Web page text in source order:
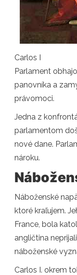
Carlos I
Parlament
panovníka a
právomoci.
Jedna z
parlamentom
nové dane.
nároku.
Náboženské
ktoré kraľujem.
France, bola
angličtina
náboženské
Carlos I. okrem